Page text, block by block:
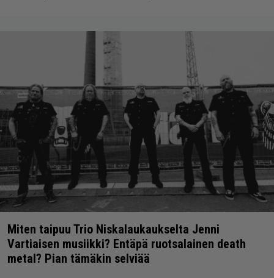
Miten taipuu Trio Niskalaukaukselta Jenni
Vartiaisen musiikki? Entäpä ruotsalainen death
metal? Pian tämäkin selviää